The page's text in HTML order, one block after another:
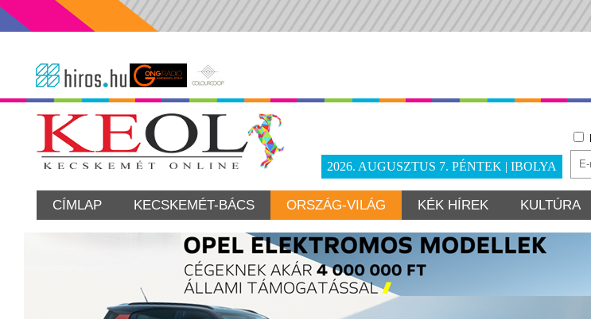
2026. AUGUSZTUS 7. PÉNTEK | IBOLYA
CÍMLAP KECSKEMÉT-BÁCS ORSZÁG-VILÁG KÉK HÍREK KULTÚRA